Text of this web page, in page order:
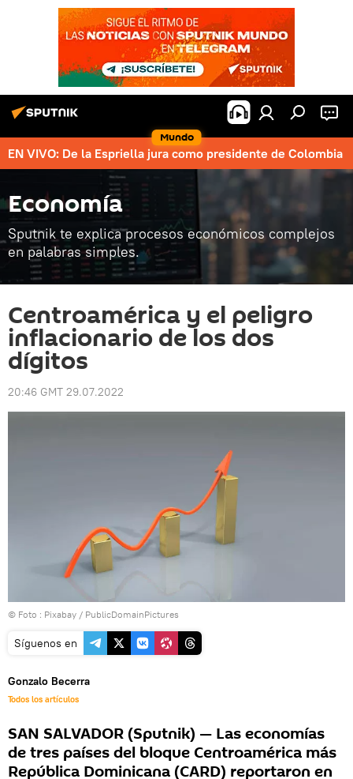
Mundo
EN VIVO: De la Espriella jura como presidente de Colombia
Economía
Sputnik te explica procesos económicos complejos
en palabras simples.
Centroamérica y el peligro
inflacionario de los dos
dígitos
20:46 GMT 29.07.2022
© Foto : Pixabay / PublicDomainPictures
Síguenos en
Gonzalo Becerra
Todos los artículos
SAN SALVADOR (Sputnik) — Las economías
de tres países del bloque Centroamérica más
República Dominicana (CARD) reportaron en